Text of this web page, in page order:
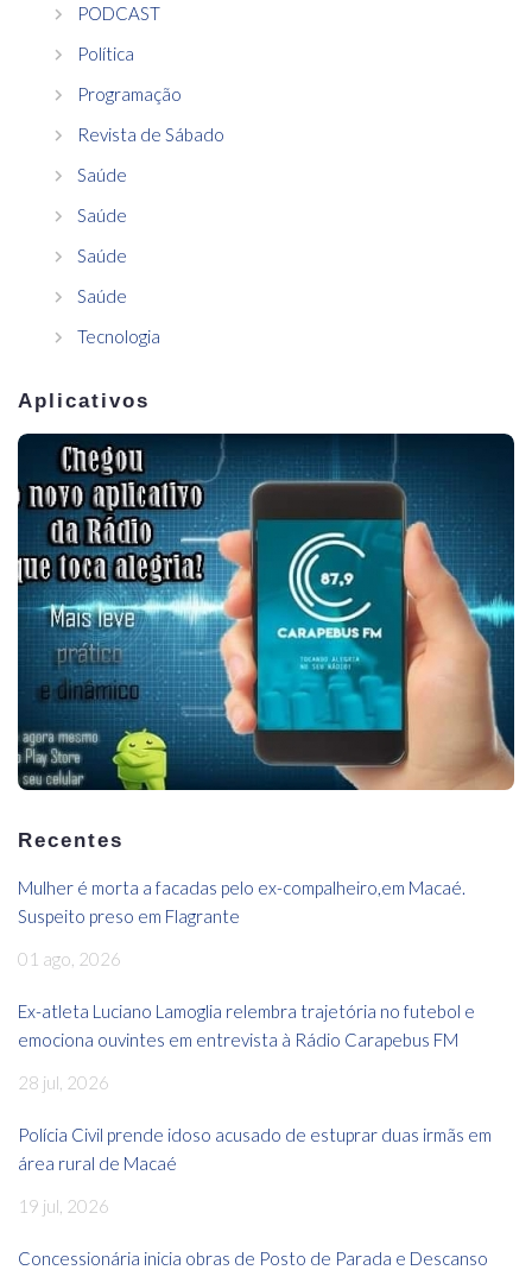
PODCAST
Política
Programação
Revista de Sábado
Saúde
Saúde
Saúde
Saúde
Tecnologia
Aplicativos
Recentes
Mulher é morta a facadas pelo ex-compalheiro,em Macaé.
Suspeito preso em Flagrante
01 ago, 2026
Ex-atleta Luciano Lamoglia relembra trajetória no futebol e
emociona ouvintes em entrevista à Rádio Carapebus FM
28 jul, 2026
Polícia Civil prende idoso acusado de estuprar duas irmãs em
área rural de Macaé
19 jul, 2026
Concessionária inicia obras de Posto de Parada e Descanso